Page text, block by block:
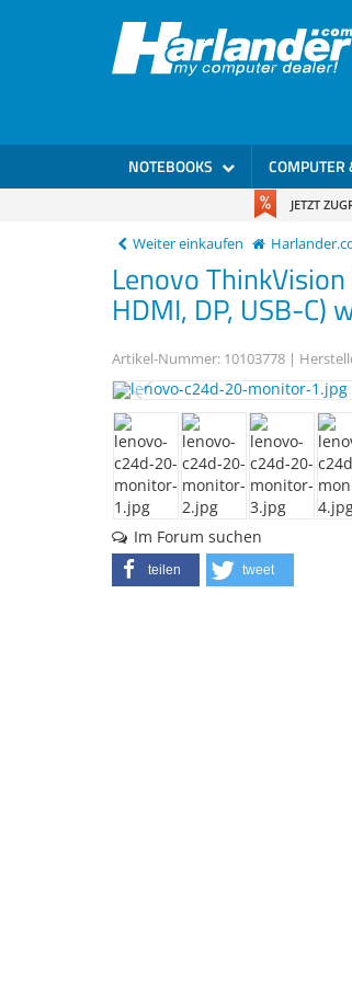
NOTEBOOKS COMPUTER
JETZT
Weiter einkaufen
Lenovo
HDMI, DP, USB-C)
Artikel-Nummer: 10103778 |
Im Forum suchen
teilen tweet